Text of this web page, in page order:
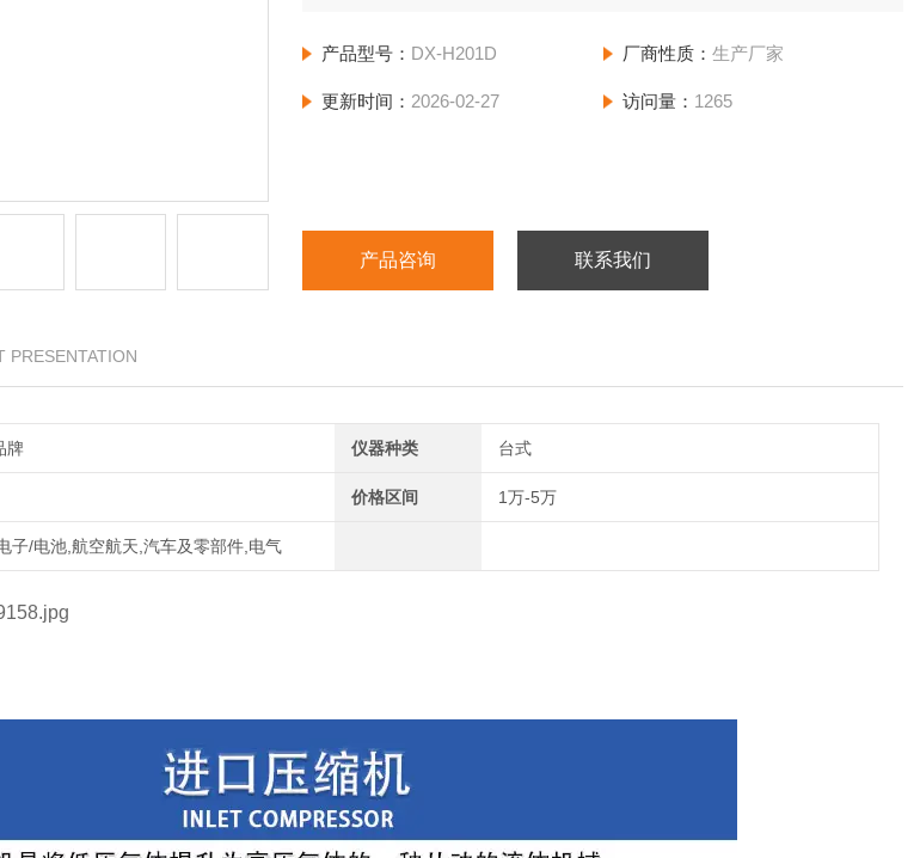
产品型号： DX-H201D 厂商性质： 生产厂家
更新时间： 2026-02-27 访问量： 1265
产品咨询 联系我们
PRESENTATION
牌 仪器种类 台式
价格区间 1万-5万
子/电池,航空航天,汽车及零部件,电气